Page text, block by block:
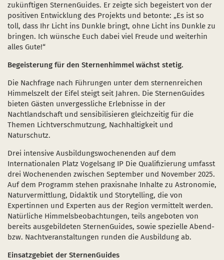
zukünftigen SternenGuides. Er zeigte sich begeistert von der
positiven Entwicklung des Projekts und betonte: „Es ist so
toll, dass Ihr Licht ins Dunkle bringt, ohne Licht ins Dunkle zu
bringen. Ich wünsche Euch dabei viel Freude und weiterhin
alles Gute!“
Begeisterung für den Sternenhimmel wächst stetig.
Die Nachfrage nach Führungen unter dem sternenreichen
Himmelszelt der Eifel steigt seit Jahren. Die SternenGuides
bieten Gästen unvergessliche Erlebnisse in der
Nachtlandschaft und sensibilisieren gleichzeitig für die
Themen Lichtverschmutzung, Nachhaltigkeit und
Naturschutz.
Drei intensive Ausbildungswochenenden auf dem
Internationalen Platz Vogelsang IP Die Qualifizierung umfasst
drei Wochenenden zwischen September und November 2025.
Auf dem Programm stehen praxisnahe Inhalte zu Astronomie,
Naturvermittlung, Didaktik und Storytelling, die von
Expertinnen und Experten aus der Region vermittelt werden.
Natürliche Himmelsbeobachtungen, teils angeboten von
bereits ausgebildeten SternenGuides, sowie spezielle Abend-
bzw. Nachtveranstaltungen runden die Ausbildung ab.
Einsatzgebiet der SternenGuides